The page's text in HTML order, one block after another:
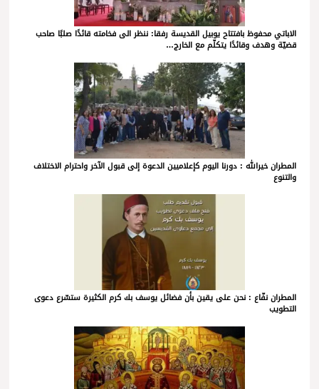
الاباتي محفوظ بافتتاح يوبيل القديسة رفقا: ننظر الى فخامته قائدًا صلبًا صاحب
قضيّة وهدف وقائدًا يتكلّم مع الخارج…
المطران خيرالله : دورنا اليوم كإعلاميين الدعوة إلى قبول الآخر واحترام الاختلاف
والتنوع
المطران نفّاع : نحن على يقين بأن فضائل يوسف بك كرم الكثيرة ستسّرع دعوى
التطويب